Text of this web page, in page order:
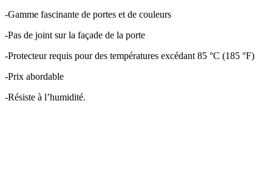
-Gamme fascinante de portes et de couleurs
-Pas de joint sur la façade de la porte
-Protecteur requis pour des températures excédant 85 °C (185 °F)
-Prix abordable
-Résiste à l’humidité.